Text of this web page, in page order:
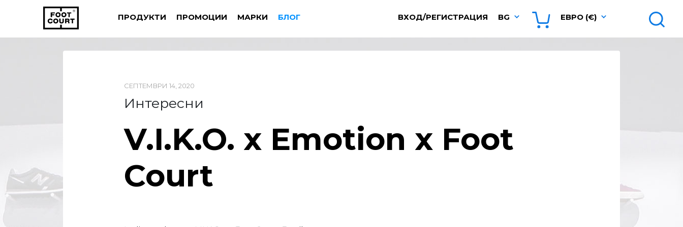
ПРОДУКТИ ПРОМОЦИИ МАРКИ БЛОГ ВХОД/РЕГИСТРАЦИЯ BG ЕВРО (€)
СЕПТЕМВРИ 14, 2020
Интересни
V.I.K.O. x Emotion x Foot
Court